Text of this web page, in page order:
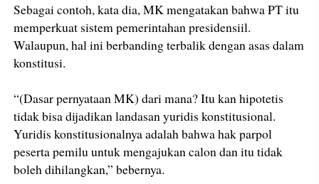
Sebagai contoh, kata dia, MK mengatakan bahwa PT itu
memperkuat sistem pemerintahan presidensiil.
Walaupun, hal ini berbanding terbalik dengan asas dalam
konstitusi.
“(Dasar pernyataan MK) dari mana? Itu kan hipotetis
tidak bisa dijadikan landasan yuridis konstitusional.
Yuridis konstitusionalnya adalah bahwa hak parpol
peserta pemilu untuk mengajukan calon dan itu tidak
boleh dihilangkan,” bebernya.